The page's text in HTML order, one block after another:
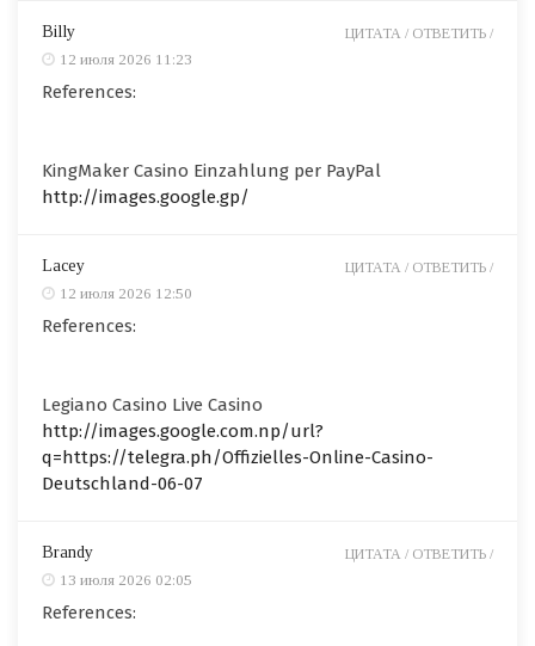
Billy
12 июля 2026 11:23
References:
KingMaker Casino Einzahlung per PayPal
http://images.google.gp/
ЦИТАТА / ОТВЕТИТЬ /
Lacey
12 июля 2026 12:50
References:
Legiano Casino Live Casino
http://images.google.com.np/url?
q=https://telegra.ph/Offizielles-Online-Casino-
Deutschland-06-07
ЦИТАТА / ОТВЕТИТЬ /
Brandy
13 июля 2026 02:05
References:
ЦИТАТА / ОТВЕТИТЬ /